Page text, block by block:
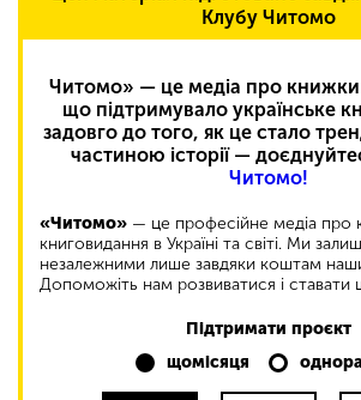
Клубу Читомо
Читомо» — це медіа про книжки
що підтримувало українське
задовго до того, як це стало
частиною історії —
Читомо!
«Читомо» — це професійне медіа про
книговидання в Україні та світі. Ми
незалежними лише завдяки коштам
Допоможіть нам розвиватися і
Підтримати проєкт
щомісяця